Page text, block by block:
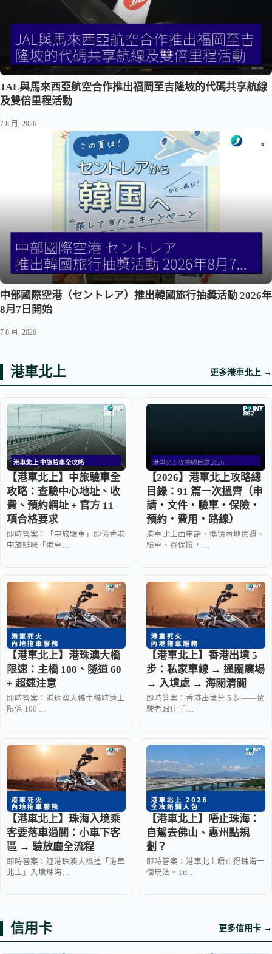
JAL與馬來西亞航空合作推出福岡至吉隆坡的代碼共享航線
及雙倍里程活動
7 8 月, 2026
中部國際空港（セントレア）推出韓國旅行抽獎活動 2026年
8月7日開始
7 8 月, 2026
港車北上 更多港車北上 →
【港車北上】中旅驗車全
攻略：查驗中心地址、收
費、預約網址 + 官方 11
項合格要求
即時答案：「中旅驗車」即係香港
中旅辦嘅「港車…
【2026】港車北上攻略總
目錄：91 篇一次搵齊（申
請・文件・驗車・保險・
預約・費用・路線）
港車北上由申請、換領內地駕照、
驗車、買保險，…
【港車北上】港珠澳大橋
限速：主橋 100、隧道 60
+ 超速注意
即時答案：港珠澳大橋主橋時速上
限係 100 …
【港車北上】香港出境 5
步：私家車線 → 通關廣場
→ 入境處 → 海關清關
即時答案：香港出境分 5 步——駕
駛者跟住「…
【港車北上】珠海入境乘
客要落車過關：小車下客
區 → 驗放廳全流程
即時答案：經港珠澳大橋揸「港車
北上」入境珠海…
【港車北上】唔止珠海：
自駕去佛山、惠州點規
劃？
即時答案：港車北上唔止得珠海一
個玩法。Tri…
信用卡 更多信用卡 →